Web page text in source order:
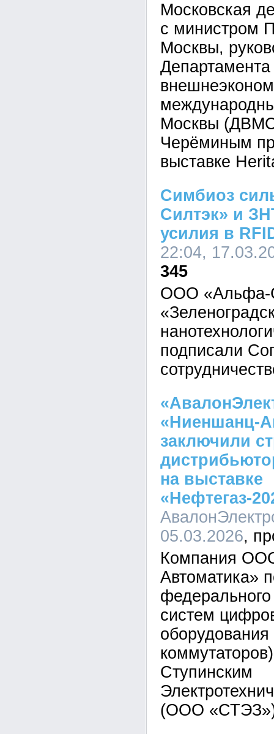
Московская
с министром
Москвы,
Департамента
Москвы
Черёминым
выставке
Симбиоз
Силтэк» и
усилия в
22:04,
345
ООО «Альфа-
подписали
«Ниеншанц-
заключили
на выставке
«Нефтегаз-
05.03.2026
Компания
Автоматика»
систем
Ступинским
(ООО